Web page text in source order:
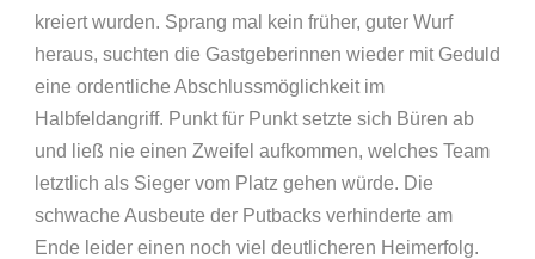
kreiert wurden. Sprang mal kein früher, guter Wurf
heraus, suchten die Gastgeberinnen wieder mit Geduld
eine ordentliche Abschlussmöglichkeit im
Halbfeldangriff. Punkt für Punkt setzte sich Büren ab
und ließ nie einen Zweifel aufkommen, welches Team
letztlich als Sieger vom Platz gehen würde. Die
schwache Ausbeute der Putbacks verhinderte am
Ende leider einen noch viel deutlicheren Heimerfolg.